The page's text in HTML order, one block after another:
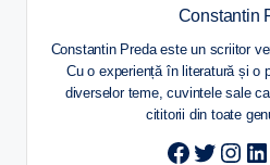
Constantin
Constantin Preda este un scriitor
Cu o experiență în literatură și o
diverselor teme, cuvintele sale
cititorii din toate
Twitter